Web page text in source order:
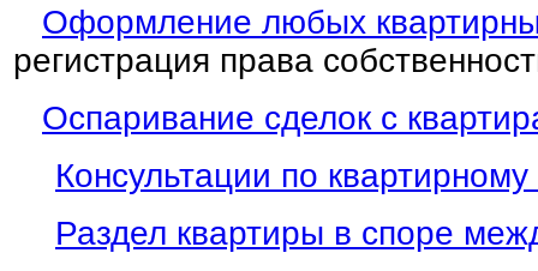
Оформление любых
регистрация права
Оспаривание сделок с
Консультации по
Раздел квартиры в споре